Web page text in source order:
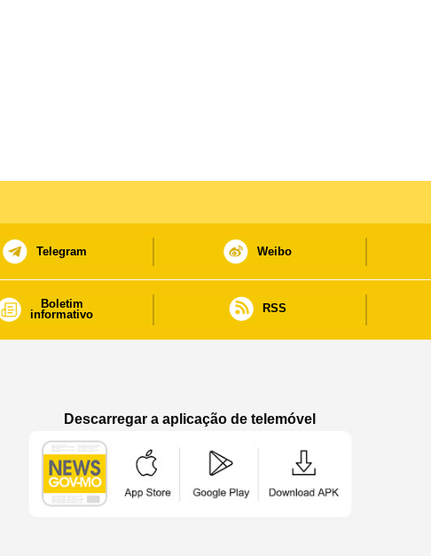
Telegram Weibo
Boletim
informativo
RSS
Descarregar a aplicação de telemóvel